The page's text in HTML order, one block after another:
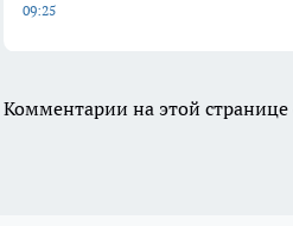
09:25
Комментарии на этой